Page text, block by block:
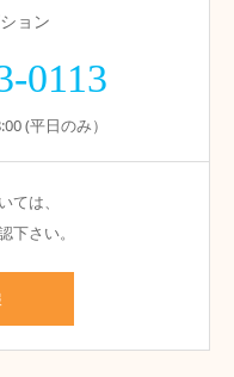
ョン
0113
(平日のみ）
ては、
下さい。